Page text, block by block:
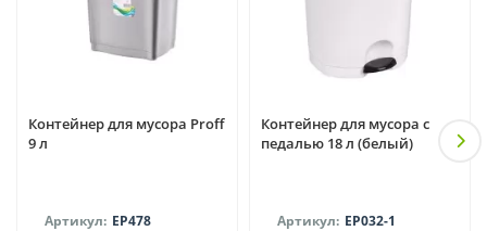
Контейнер для мусора Proff
9 л
EP478
Контейнер для мусора с
педалью 18 л (белый)
EP032-1